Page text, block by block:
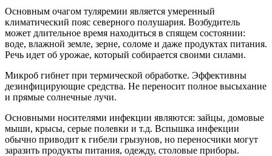
Основным очагом туляремии является умеренный
климатический пояс северного полушария. Возбудитель
может длительное время находиться в спящем состоянии:
воде, влажной земле, зерне, соломе и даже продуктах питания.
Речь идет об урожае, который собирается своими силами.
Микроб гибнет при термической обработке. Эффективны
дезинфицирующие средства. Не переносит полное высыхание
и прямые солнечные лучи.
Основными носителями инфекции являются: зайцы, домовые
мыши, крысы, серые полевки и т.д. Вспышка инфекции
обычно приводит к гибели грызунов, но переносчики могут
заразить продукты питания, одежду, столовые приборы.